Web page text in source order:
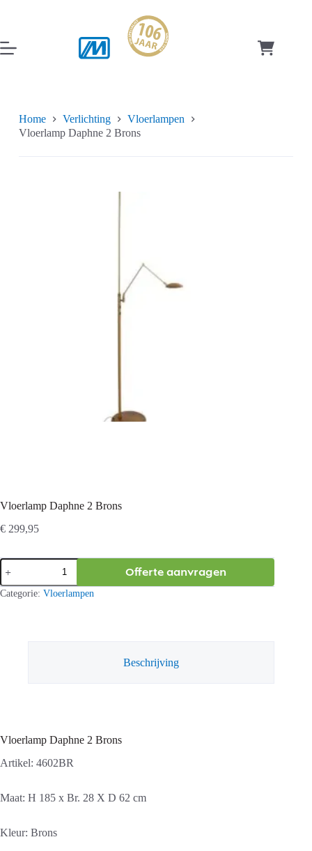
inhoud
Home Verlichting
Vloerlampen
Vloerlamp Daphne 2 Brons
Vloerlamp Daphne 2 Brons
€ 299,95
Vloerlamp
Daphne
2
Brons
Offerte aanvragen
Categorie: Vloerlampen
Beschrijving
Vloerlamp Daphne 2 Brons
Artikel: 4602BR
Maat: H 185 x Br. 28 X D 62 cm
Kleur: Brons